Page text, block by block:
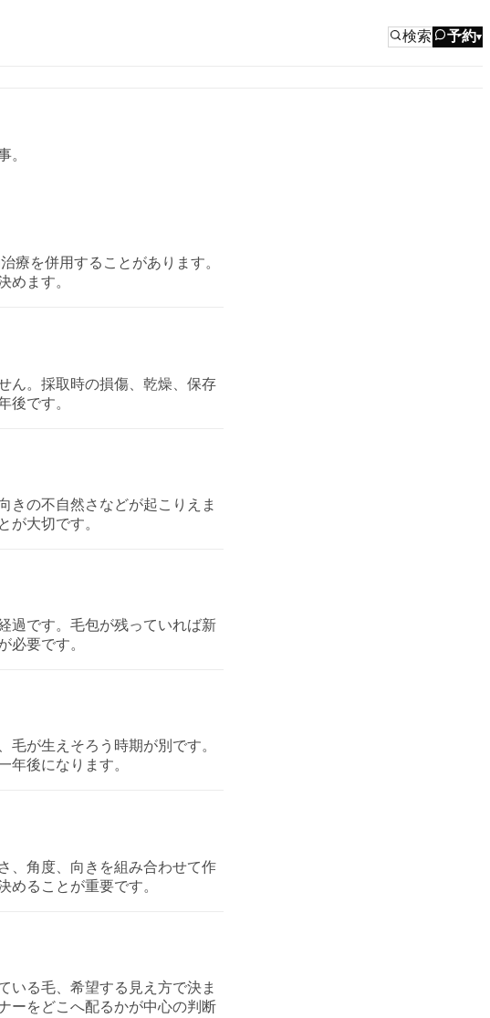
検索 予約▾
。
療を併用することがあります。
めます。
ん。採取時の損傷、乾燥、保存
後です。
きの不自然さなどが起こりえま
が大切です。
過です。毛包が残っていれば新
必要です。
が生えそろう時期が別です。
年後になります。
、角度、向きを組み合わせて作
めることが重要です。
いる毛、希望する見え方で決ま
ーをどこへ配るかが中心の判断